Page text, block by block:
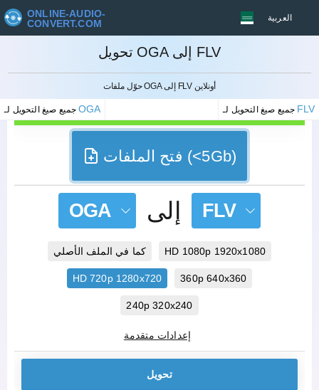
ONLINE-AUDIO-
CONVERT.COM
العربية
تحويل OGA إلى FLV
حوّل ملفات OGA إلى FLV أونلاين
جميع صيغ التحويل لـOGA FLV
إلغاء
فتح الملفات (<5Gb)
OGA إلى FLV
كما في الملف الأصلي HD 1080p 1920x1080
HD 720p 1280x720 360p 640x360
240p 320x240
إعدادات متقدمة
تحويل